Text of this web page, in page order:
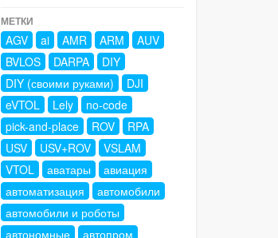
МЕТКИ
AGV ai AMR ARM
AUV
BVLOS
DARPA
DIY
DIY (своими руками)
DJI
eVTOL
Lely
no-code
pick-and-place
ROV
RPA
USV
USV+ROV
VSLAM
VTOL
аватары
авиация
автоматизация
автомобили
автомобили и роботы
автономные
автопром